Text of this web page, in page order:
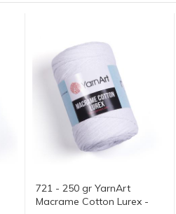
721 - 250 gr YarnArt
Macrame Cotton Lurex -